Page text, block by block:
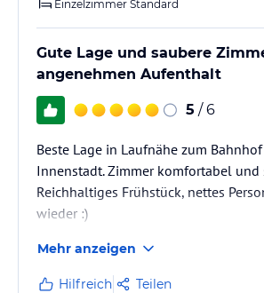
Einzelzimmer Standard
Gute Lage und saubere
angenehmen Aufenthalt
5 / 6
Beste Lage in Laufnähe zum
Innenstadt. Zimmer komfortabel und
Reichhaltiges Frühstück, nettes
wieder :)
Mehr anzeigen
Hilfreich Teilen